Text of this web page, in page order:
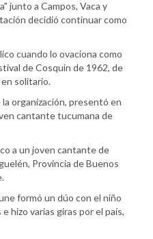
junto a Campos, Vaca y
decidió continuar como
cuando lo ovaciona como
de Cosquín de 1962, de
solitario.
organización, presentó en
cantante tucumana de
a un joven cantante de
Provincia de Buenos
formó un dúo con el niño
hizo varias giras por el país,